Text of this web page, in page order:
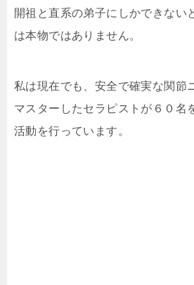
開祖と直系の弟子にしかできない
は本物ではありません。
私は現在でも、安全で確実な関節
マスターしたセラピストが６０名
活動を行っています。